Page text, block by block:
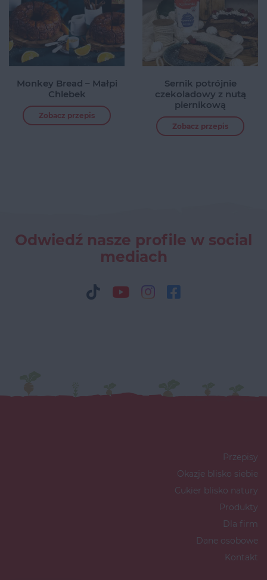
Monkey Bread – Małpi
Chlebek
Zobacz przepis
Sernik potrójnie
czekoladowy z nutą
piernikową
Zobacz przepis
Odwiedź nasze profile w social
mediach
Przepisy
Okazje blisko siebie
Cukier blisko natury
Produkty
Dla firm
Dane osobowe
Kontakt